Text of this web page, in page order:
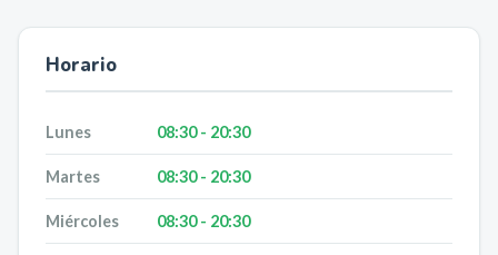
Horario
Lunes 08:30 - 20:30
Martes 08:30 - 20:30
Miércoles 08:30 - 20:30